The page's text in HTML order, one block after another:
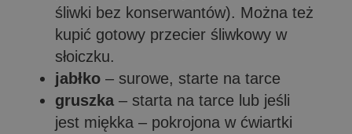
śliwki bez konserwantów). Można też
kupić gotowy przecier śliwkowy w
słoiczku.
jabłko – surowe, starte na tarce
gruszka – starta na tarce lub jeśli
jest miękka – pokrojona w ćwiartki